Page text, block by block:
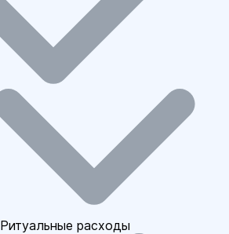
Ритуальные расходы